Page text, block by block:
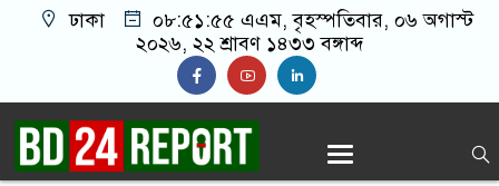
ঢাকা ০৮:৫১:৫৬ এএম, বৃহস্পতিবার, ০৬ অগাস্ট
২০২৬, ২২ শ্রাবণ ১৪৩৩ বঙ্গাব্দ